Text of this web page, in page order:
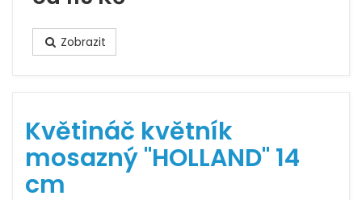
Zobrazit
Květináč květník
mosazný "HOLLAND" 14
cm